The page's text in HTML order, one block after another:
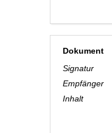
Dokument
Signatur
Empfänger
Inhalt